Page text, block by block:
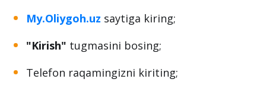
My.Oliygoh.uz saytiga kiring;
"Kirish" tugmasini bosing;
Telefon raqamingizni kiriting;